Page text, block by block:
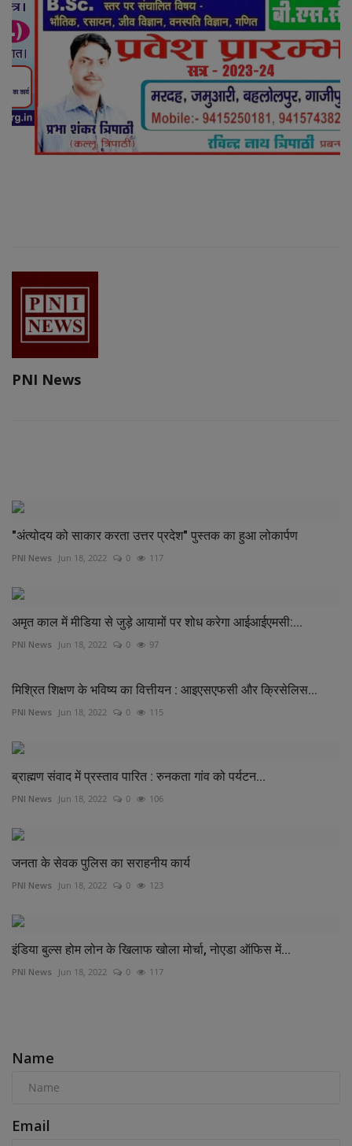
PNI News
"अंत्योदय को साकार करता उत्तर प्रदेश" पुस्तक का हुआ लोकार्पण
PNI News Jun 18, 2022 0 117
अमृत काल में मीडिया से जुड़े आयामों पर शोध करेगा आईआईएमसी:...
PNI News Jun 18, 2022 0 97
मिश्रित शिक्षण के भविष्य का वित्तीयन : आइएसएफसी और क्रिसेलिस...
PNI News Jun 18, 2022 0 115
ब्राह्मण संवाद में प्रस्ताव पारित : रुनकता गांव को पर्यटन...
PNI News Jun 18, 2022 0 106
जनता के सेवक पुलिस का सराहनीय कार्य
PNI News Jun 18, 2022 0 123
इंडिया बुल्स होम लोन के खिलाफ खोला मोर्चा, नोएडा ऑफिस में...
PNI News Jun 18, 2022 0 117
Name
Email